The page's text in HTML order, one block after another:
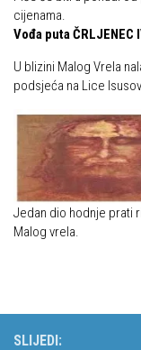
cijenama.
Vođa puta
U blizini Malog Vrela
podsjeća na Lice
Jedan dio hodnje prati
Malog vrela.
SLIJEDI: